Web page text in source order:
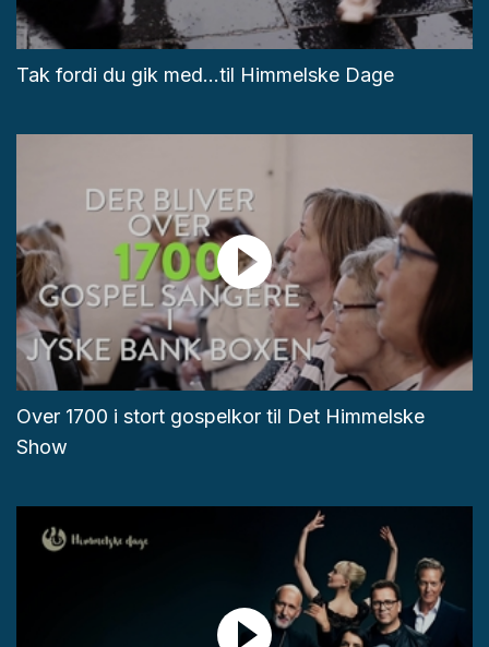
Tak fordi du gik med...til Himmelske Dage
Over 1700 i stort gospelkor til Det Himmelske
Show